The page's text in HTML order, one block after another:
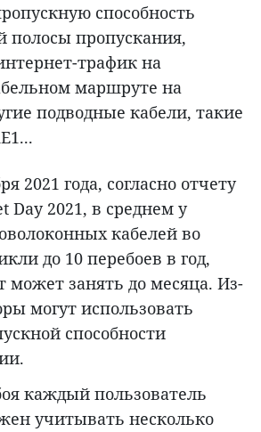
способность
полосы пропускания,
трафик на
маршруте на
подводные кабели, такие
2021 года, согласно отчету
Day 2021, в среднем у
кабелей во
до 10 перебоев в год,
занять до месяца. Из-
могут использовать
способности
каждый пользователь
учитывать несколько